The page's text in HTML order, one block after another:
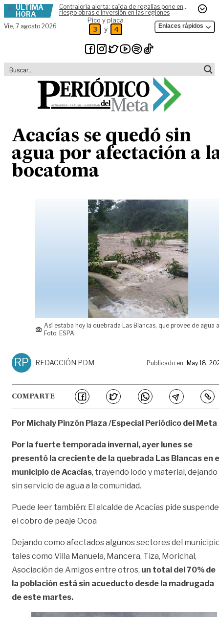
Skip to content
ÚLTIMA
HORA
Contraloría alerta: caída de regalías pone en
riesgo obras e inversión en las regiones
Vie, 7 agosto 2026
Pico y placa
3 y 4 Enlaces rápidos
Acacías se quedó sin
agua por afectación a
bocatoma
Así estaba hoy la quebrada Las Blancas, que provee de agua
Foto: ESPA
RP REDACCIÓN PDM Publicado en May 18,
COMPARTE
Por Michaly Pinzón Plaza /Especial Periódico del Meta
Por la fuerte temporada invernal, ayer lunes se
presentó la creciente de la quebrada Las Blancas en
municipio de Acacías, trayendo lodo y material, dejando
sin servicio de agua a la comunidad.
Puede leer también: El alcalde de Acacías pide
el cobro de peaje Ocoa
Dejando como afectados algunos sectores del
tales como Villa Manuela, Mancera, Tiza, Morichal,
Asociación de Amigos entre otros, un total del 70% de
la población está sin acueducto desde la madrugada
de este martes.